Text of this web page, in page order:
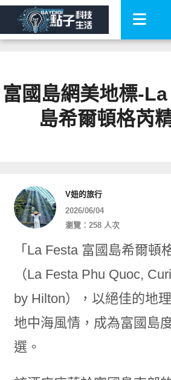
富國島網美地標-
島希爾頓格芮
V妞的旅行
2026/06/04
瀏覽：258 人次
「La Festa 富國島希爾頓
（La Festa Phu Quoc,
by Hilton），以絕佳的地
地中海風情，成為富國島
選。